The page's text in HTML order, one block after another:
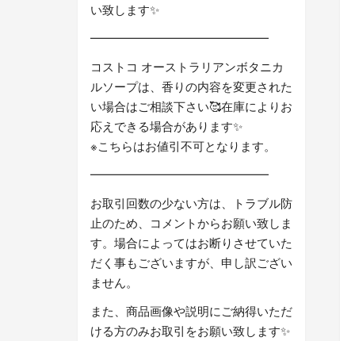
い致します✨
━━━━━━━━━━━━━━━
コストコ オーストラリアンボタニカ
ルソープは、香りの内容を変更された
い場合はご相談下さい🥰在庫によりお
応えできる場合があります✨
※こちらはお値引不可となります。
━━━━━━━━━━━━━━━
お取引回数の少ない方は、トラブル防
止のため、コメントからお願い致しま
す。場合によってはお断りさせていた
だく事もございますが、申し訳ござい
ません。
また、商品画像や説明にご納得いただ
ける方のみお取引をお願い致します✨